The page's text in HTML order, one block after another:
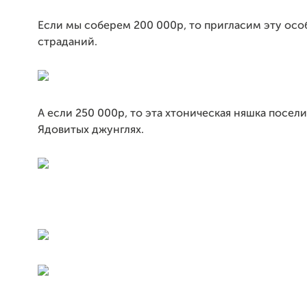
Если мы соберем 200 000р, то пригласим эту
страданий.
А если 250 000р, то эта хтоническая няшка
Ядовитых джунглях.